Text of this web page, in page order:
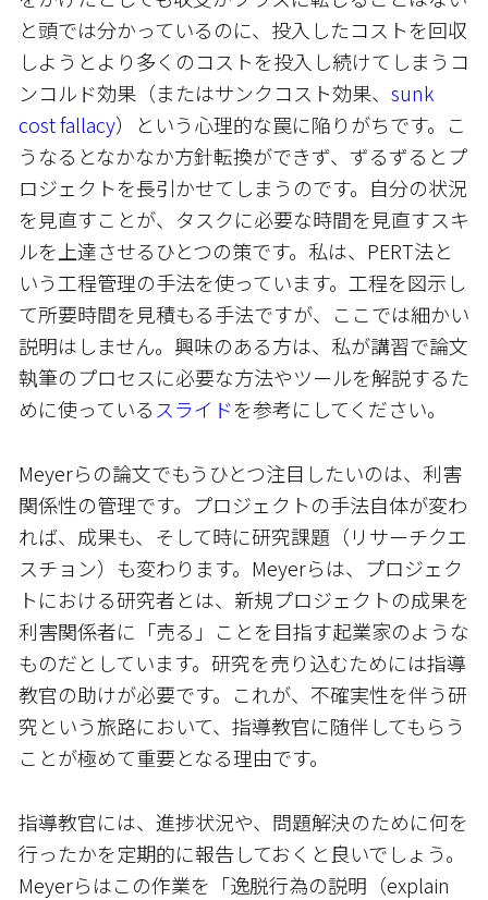
と頭では分かっているのに、投入したコストを回収
しようとより多くのコストを投入し続けてしまうコ
ンコルド効果（またはサンクコスト効果、 sunk
cost fallacy）という心理的な罠に陥りがちです。こ
うなるとなかなか方針転換ができず、ずるずるとプ
ロジェクトを長引かせてしまうのです。自分の状況
を見直すことが、タスクに必要な時間を見直すスキ
ルを上達させるひとつの策です。私は、PERT法と
いう工程管理の手法を使っています。工程を図示し
て所要時間を見積もる手法ですが、ここでは細かい
説明はしません。興味のある方は、私が講習で論文
執筆のプロセスに必要な方法やツールを解説するた
めに使っている スライドを参考にしてください。
Meyerらの論文でもうひとつ注目したいのは、利害
関係性の管理です。プロジェクトの手法自体が変わ
れば、成果も、そして時に研究課題（リサーチクエ
スチョン）も変わります。Meyerらは、プロジェク
トにおける研究者とは、新規プロジェクトの成果を
利害関係者に「売る」ことを目指す起業家のような
ものだとしています。研究を売り込むためには指導
教官の助けが必要です。これが、不確実性を伴う研
究という旅路において、指導教官に随伴してもらう
ことが極めて重要となる理由です。
指導教官には、進捗状況や、問題解決のために何を
行ったかを定期的に報告しておくと良いでしょう。
Meyerらはこの作業を「逸脱行為の説明（explain